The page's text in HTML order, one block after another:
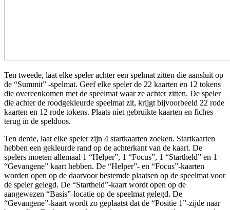
Ten tweede, laat elke speler achter een spelmat zitten die aansluit op
de “Summit” -spelmat. Geef elke speler de 22 kaarten en 12 tokens
die overeenkomen met de speelmat waar ze achter zitten. De speler
die achter de roodgekleurde speelmat zit, krijgt bijvoorbeeld 22 rode
kaarten en 12 rode tokens. Plaats niet gebruikte kaarten en fiches
terug in de speldoos.
Ten derde, laat elke speler zijn 4 startkaarten zoeken. Startkaarten
hebben een gekleurde rand op de achterkant van de kaart. De
spelers moeten allemaal 1 “Helper”, 1 “Focus”, 1 “Startheld” en 1
“Gevangene” kaart hebben. De “Helper”- en “Focus”-kaarten
worden open op de daarvoor bestemde plaatsen op de speelmat voor
de speler gelegd. De “Startheld”-kaart wordt open op de
aangewezen “Basis”-locatie op de speelmat gelegd. De
“Gevangene”-kaart wordt zo geplaatst dat de “Positie 1”-zijde naar